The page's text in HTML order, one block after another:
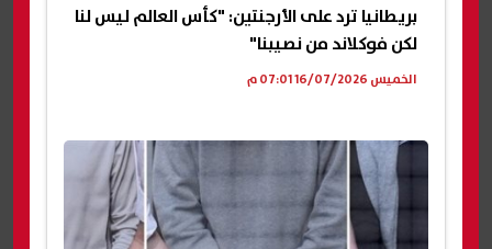
بريطانيا ترد على الأرجنتين: "كأس العالم ليس لنا
لكن فوكلاند من نصيبنا"
الخميس 16/07/2026 07:01 م